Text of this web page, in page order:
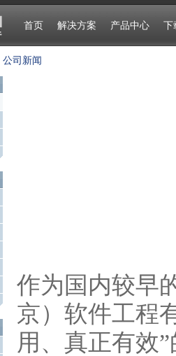
首页 解决方案 产品中心 下
公司新闻
作为国内较早
京）软件工程
用、真正有效